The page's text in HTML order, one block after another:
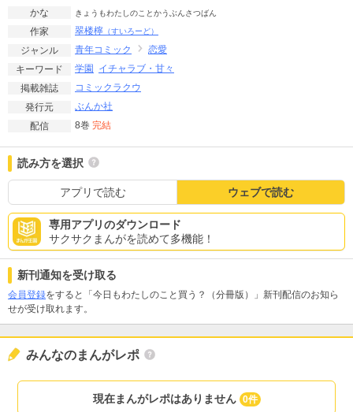
かな
きょうもわたしのことかうぶんさつばん
作家 翠楼檸 （すいろーど）
ジャンル 青年コミック
恋愛
キーワード
学園
イチャラブ・甘々
掲載雑誌
コミックラクウ
発行元
ぶんか社
配信
8巻 完結
読み方を選択
アプリで読む ウェブで読む
専用アプリのダウンロード
サクサクまんがを読めて多機能！
新刊通知を受け取る
会員登録をすると「今日もわたしのこと買う？（分冊版）」新刊配信のお知ら
せが受け取れます。
みんなのまんがレポ
現在まんがレポはありません 0件